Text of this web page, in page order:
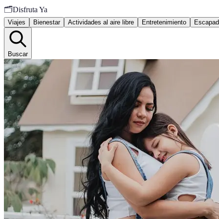
🗂️Disfruta Ya
Viajes Bienestar Actividades al aire libre Entretenimiento
Buscar